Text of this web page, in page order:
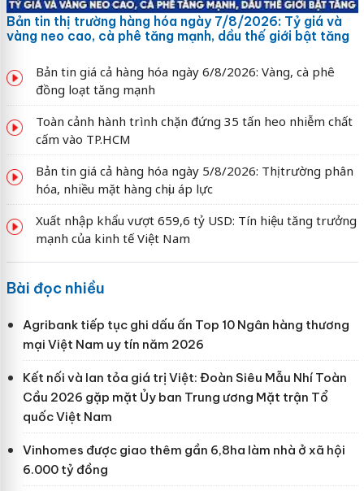
Bản tin thị trường hàng hóa ngày 7/8/2026: Tỷ giá và
vàng neo cao, cà phê tăng mạnh, dầu thế giới bật tăng
Bản tin giá cả hàng hóa ngày 6/8/2026: Vàng, cà phê
đồng loạt tăng mạnh
Toàn cảnh hành trình chặn đứng 35 tấn heo nhiễm chất
cấm vào TP.HCM
Bản tin giá cả hàng hóa ngày 5/8/2026: Thị trường phân
hóa, nhiều mặt hàng chịu áp lực
Xuất nhập khẩu vượt 659,6 tỷ USD: Tín hiệu tăng trưởng
mạnh của kinh tế Việt Nam
Bài đọc nhiều
Agribank tiếp tục ghi dấu ấn Top 10 Ngân hàng thương
mại Việt Nam uy tín năm 2026
Kết nối và lan tỏa giá trị Việt: Đoàn Siêu Mẫu Nhí Toàn
Cầu 2026 gặp mặt Ủy ban Trung ương Mặt trận Tổ
quốc Việt Nam
Vinhomes được giao thêm gần 6,8ha làm nhà ở xã hội
6.000 tỷ đồng